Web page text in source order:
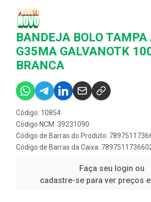
BANDEJA BOLO TAMPA
G35MA GALVANOTK
BRANCA
Código: 10854
Código NCM: 39231090
Código de Barras do Produto:
Código de Barras da Caixa:
Faça seu login ou
cadastre-se para ver preços